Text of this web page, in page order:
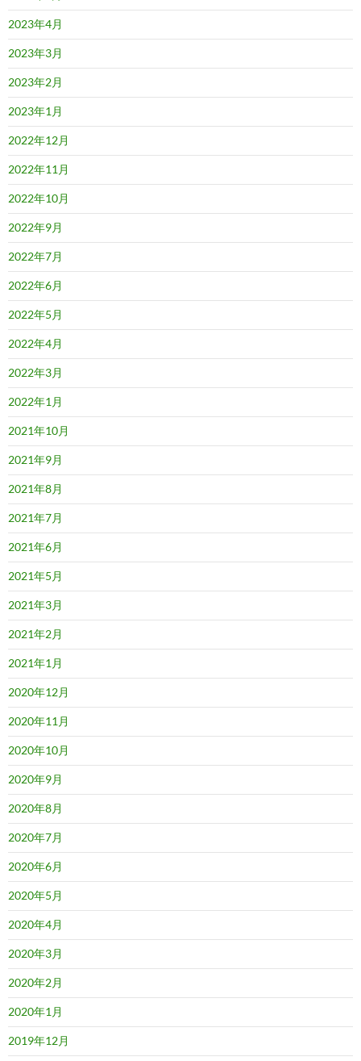
2023年4月
2023年3月
2023年2月
2023年1月
2022年12月
2022年11月
2022年10月
2022年9月
2022年7月
2022年6月
2022年5月
2022年4月
2022年3月
2022年1月
2021年10月
2021年9月
2021年8月
2021年7月
2021年6月
2021年5月
2021年3月
2021年2月
2021年1月
2020年12月
2020年11月
2020年10月
2020年9月
2020年8月
2020年7月
2020年6月
2020年5月
2020年4月
2020年3月
2020年2月
2020年1月
2019年12月